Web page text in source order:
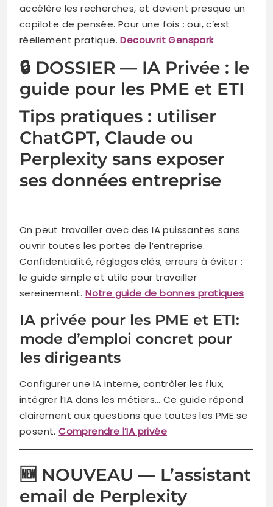
accélère les recherches, et devient presque un
copilote de pensée. Pour une fois : oui, c’est
réellement pratique.Decouvrit Genspark
🔒 DOSSIER — IA Privée : le
guide pour les PME et ETI
Tips pratiques : utiliser
ChatGPT, Claude ou
Perplexity sans exposer
ses données entreprise
On peut travailler avec des IA puissantes sans
ouvrir toutes les portes de l’entreprise.
Confidentialité, réglages clés, erreurs à éviter :
le guide simple et utile pour travailler
sereinement.Notre guide de bonnes pratiques
IA privée pour les PME et ETI:
mode d’emploi concret pour
les dirigeants
Configurer une IA interne, contrôler les flux,
intégrer l’IA dans les métiers… Ce guide répond
clairement aux questions que toutes les PME se
posent.Comprendre l’IA privée
🆕 NOUVEAU — L’assistant
email de Perplexity